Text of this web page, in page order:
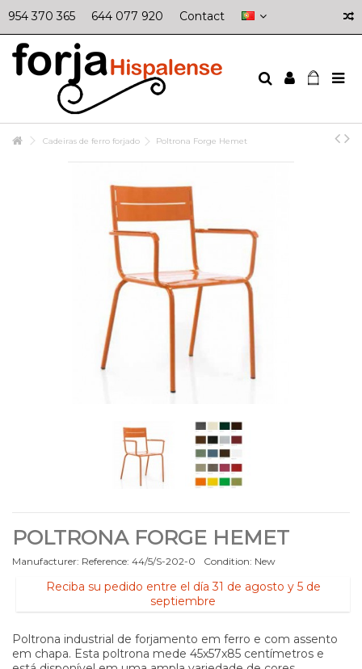
954 370 365 644 077 920 Contact
Cadeiras de ferro forjado Poltrona Forge Hemet
POLTRONA FORGE HEMET
Manufacturer: Reference: 44/5/S-202-0 Condition: New
Reciba su pedido entre el día 31 de agosto y 5 de
septiembre
Poltrona industrial de forjamento em ferro e com assento
em chapa. Esta poltrona mede 45x57x85 centímetros e